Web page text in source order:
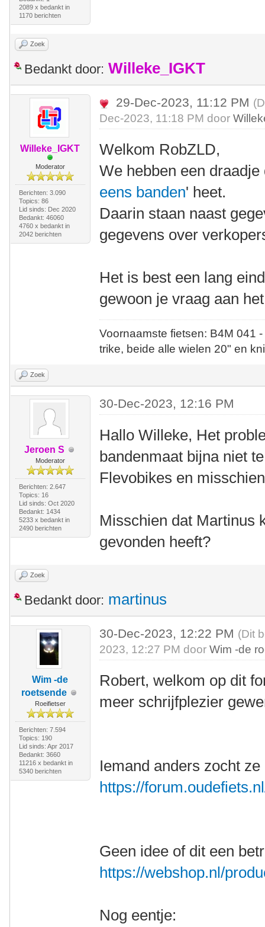
2089 x bedankt in
1170 berichten
Zoek
Bedankt door: Willeke_IGKT
Willeke_IGKT
Moderator
Berichten: 3.090
Topics: 86
Lid sinds: Dec 2020
Bedankt: 46060
4760 x bedankt in
2042 berichten
29-Dec-2023, 11:12 PM
Dec-2023, 11:18 PM door
Welkom RobZLD,
We hebben een draadje
eens banden' heet.
Daarin staan naast
gegevens over
Het is best een lang
gewoon je vraag aan
Voornaamste fietsen: B4M
trike, beide alle wielen 20" en
Zoek
Jeroen S
Moderator
Berichten: 2.647
Topics: 16
Lid sinds: Oct 2020
Bedankt: 1434
5233 x bedankt in
2490 berichten
30-Dec-2023, 12:16 PM
Hallo Willeke, Het
bandenmaat bijna niet
Flevobikes en
Misschien dat Martinus
gevonden heeft?
Zoek
Bedankt door: martinus
Wim -de
roetsende
Roeifietser
Berichten: 7.594
Topics: 190
Lid sinds: Apr 2017
Bedankt: 3660
11216 x bedankt in
5340 berichten
30-Dec-2023, 12:22 PM (Dit
2023, 12:27 PM doorWim -de
Robert, welkom op dit
meer schrijfplezier
Iemand anders zocht ze
https://
Geen idee of dit een
https://webshop.nl/
Nog eentje: